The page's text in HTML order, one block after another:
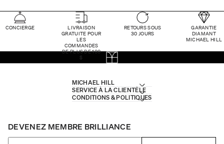
CONCIERGE
LIVRAISON
GRATUITE POUR
LES
COMMANDES
DE PLUS DE 100
$
RETOURS SOUS
30 JOURS
GARANTIE
DIAMANT
MICHAEL HILL
MICHAEL HILL
SERVICE À LA CLIENTÈLE
CONDITIONS & POLITIQUES
DEVENEZ MEMBRE BRILLIANCE